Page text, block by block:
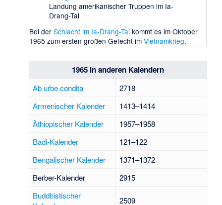
Landung amerikanischer Truppen im Ia-
Drang-Tal
Bei der Schlacht im Ia-Drang-Tal kommt es im Oktober
1965 zum ersten großen Gefecht im Vietnamkrieg.
1965 in anderen Kalendern
Ab urbe condita
2718
Armenischer Kalender
1413–1414
Äthiopischer Kalender
1957–1958
Badi-Kalender
121–122
Bengalischer Kalender
1371–1372
Berber-Kalender
2915
Buddhistischer
2509